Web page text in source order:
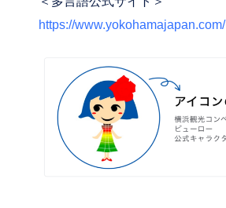
https://www.yokohamajapan.com/